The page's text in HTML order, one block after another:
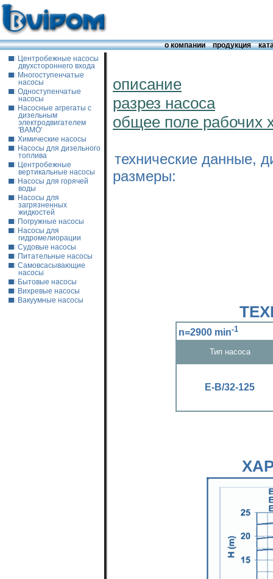
о компании продукция
Центробежные насосы
двухстороннего входа
Многоступенчатые
насосы
Одноступенчатые
насосы
Насосные агрегаты с
дизельным
электродвигателем
'ВАМО'
Химические насосы
Насосы для дизельного
топлива
Центробежные
вертикальные насосы
Насосы для горячей
воды
Насосы для
загрязненных
жидкостей
Погружные насосы
Насосы для
гидромелиорации
Судовые насосы
Питательные насосы
Самовсасывающие
насосы
Бытовые насосы
Вихревые насосы
Вакуумные насосы
описание
разрез насоса
общее поле рабочих
технические данные,
размеры:
n=2900 min-1
Тип насоса
Е-В/32-125